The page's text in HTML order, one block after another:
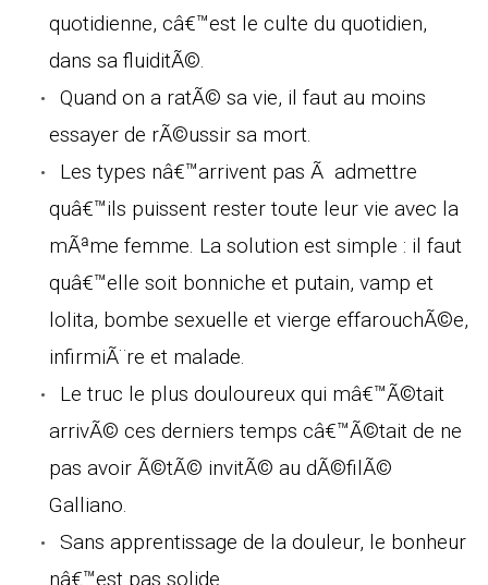
quotidienne, câ€™est le culte du quotidien,
dans sa fluiditÃ©.
Quand on a ratÃ© sa vie, il faut au moins
essayer de rÃ©ussir sa mort.
Les types nâ€™arrivent pas Ã admettre
quâ€™ils puissent rester toute leur vie avec la
mÃªme femme. La solution est simple : il faut
quâ€™elle soit bonniche et putain, vamp et
lolita, bombe sexuelle et vierge effarouchÃ©e,
infirmiÃ¨re et malade.
Le truc le plus douloureux qui mâ€™Ã©tait
arrivÃ© ces derniers temps câ€™Ã©tait de ne
pas avoir Ã©tÃ© invitÃ© au dÃ©filÃ©
Galliano.
Sans apprentissage de la douleur, le bonheur
nâ€™est pas solide.